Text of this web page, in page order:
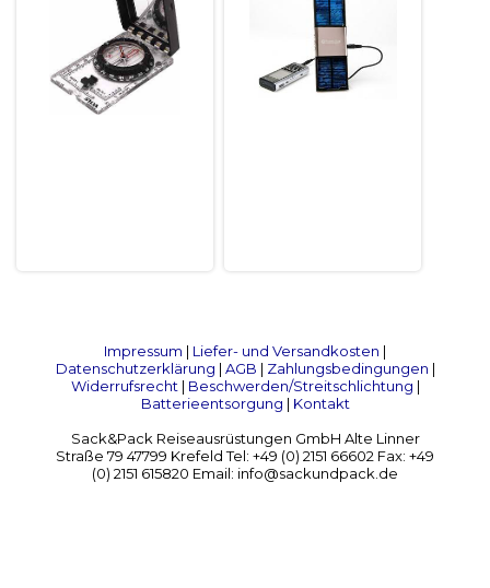
Impressum | Liefer- und Versandkosten |
Datenschutzerklärung | AGB | Zahlungsbedingungen |
Widerrufsrecht| Beschwerden/Streitschlichtung |
Batterieentsorgung | Kontakt
Sack&Pack Reiseausrüstungen GmbH Alte Linner
Straße 79 47799 Krefeld Tel: +49 (0) 2151 66602 Fax: +49
(0) 2151 615820 Email: info@sackundpack.de